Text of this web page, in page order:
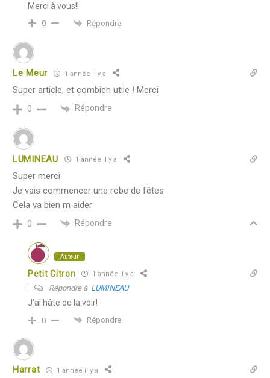
Merci à vous!!
0 Répondre
Le Meur 1 année il y a
Super article, et combien utile ! Merci
0 Répondre
LUMINEAU 1 année il y a
Super merci
Je vais commencer une robe de fêtes
Cela va bien m aider
0 Répondre
Auteur
Petit Citron 1 année il y a
Répondre à LUMINEAU
J’ai hâte de la voir!
0 Répondre
Harrat 1 année il y a